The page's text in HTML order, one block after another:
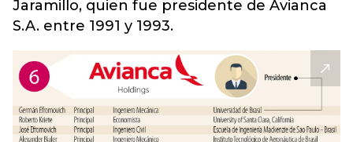
Jaramillo, quien fue presidente de Avianca
S.A. entre 1991 y 1993.